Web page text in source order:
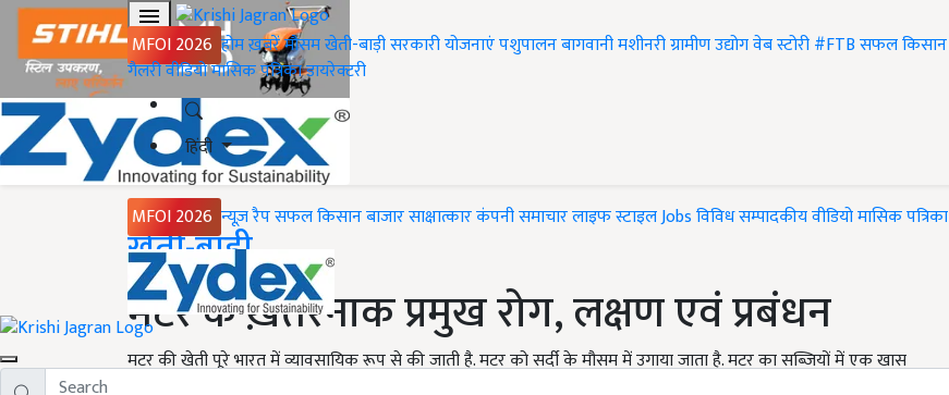
MFOI 2026 होमख़बरेंमौसमखेती-बाड़ीसरकारी योजनाएंपशुपालनबागवानीमशीनरीग्रामीण उद्योगवेब स्टोरी#FTBसफल किसान
गैलरीवीडियोमासिक पत्रिकाडायरेक्टरी
हिंदी
MFOI 2026 न्यूज़ रैपसफल किसानबाजारसाक्षात्कारकंपनी समाचारलाइफ स्टाइलJobsविविधसम्पादकीयवीडियोमासिक पत्रिका
Home
खेती-बाड़ी
मटर के ख़तरनाक प्रमुख रोग, लक्षण एवं प्रबंधन
मटर की खेती पूरे भारत में व्यावसायिक रूप से की जाती है. मटर को सर्दी के मौसम में उगाया जाता है. मटर का सब्जियों में एक खास